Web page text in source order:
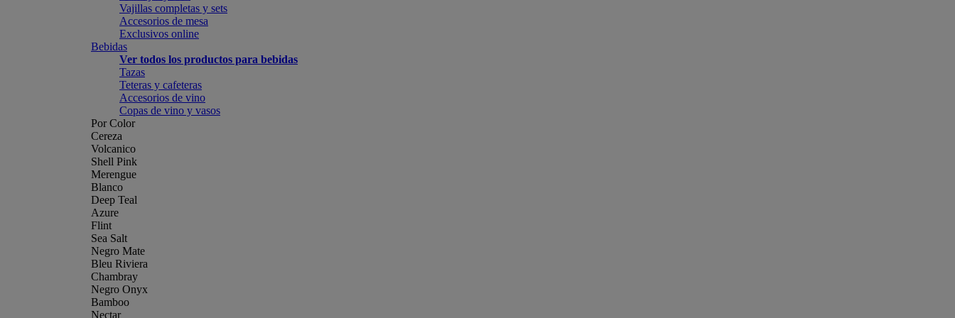
Vajillas completas y sets
Accesorios de mesa
Exclusivos online
Bebidas
Ver todos los productos para bebidas
Tazas
Teteras y cafeteras
Accesorios de vino
Copas de vino y vasos
Por Color
Cereza
Volcanico
Shell Pink
Merengue
Blanco
Deep Teal
Azure
Flint
Sea Salt
Negro Mate
Bleu Riviera
Chambray
Negro Onyx
Bamboo
Nectar